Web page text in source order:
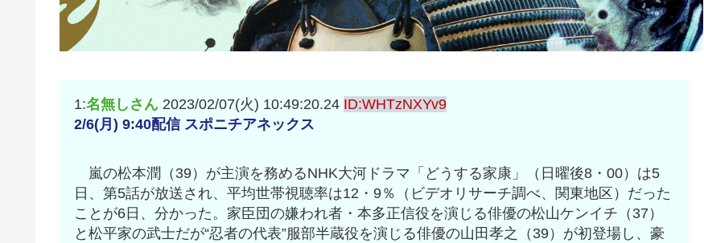
1:名無しさん 2023/02/07(火) 10:49:20.24 ID:WHTzNXYv9
2/6(月) 9:40配信 スポニチアネックス
嵐の松本潤（39）が主演を務めるNHK大河ドラマ「どうする家康」（日曜後8・00）は5
日、第5話が放送され、平均世帯視聴率は12・9％（ビデオリサーチ調べ、関東地区）だった
ことが6日、分かった。家臣団の嫌われ者・本多正信役を演じる俳優の松山ケンイチ（37）
と松平家の武士だが“忍者の代表”服部半蔵役を演じる俳優の山田孝之（39）が初登場し、豪